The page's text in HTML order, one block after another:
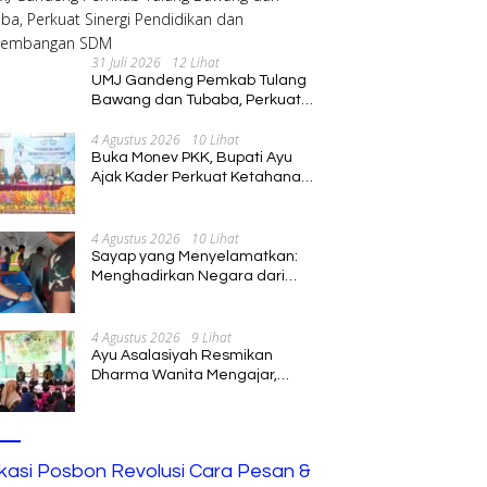
31 Juli 2026 12 Lihat
UMJ Gandeng Pemkab Tulang
Bawang dan Tubaba, Perkuat
Pengembangan SDM
4 Agustus 2026 10 Lihat
Buka Monev PKK, Bupati Ayu
Ajak Kader Perkuat Ketahanan
4 Agustus 2026 10 Lihat
Sayap yang Menyelamatkan:
Menghadirkan Negara dari
4 Agustus 2026 9 Lihat
Ayu Asalasiyah Resmikan
Dharma Wanita Mengajar,
Posbon Revolusi Cara Pesan &